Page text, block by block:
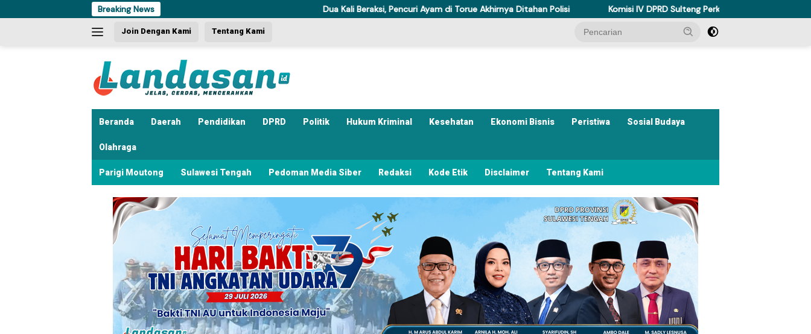
ke
Breaking News Dua Kali Beraksi, Pencuri Ayam di Torue Akhirnya Ditahan Polisi Komisi IV DPRD Sulteng Perkuat Perda Kesehatan Dukung Program
Join Dengan Kami Tentang Kami
Beranda Daerah Pendidikan DPRD Politik Hukum Kriminal Kesehatan Ekonomi Bisnis Peristiwa Sosial Budaya
Olahraga
Parigi Moutong Sulawesi Tengah Pedoman Media Siber Redaksi Kode Etik Disclaimer Tentang Kami